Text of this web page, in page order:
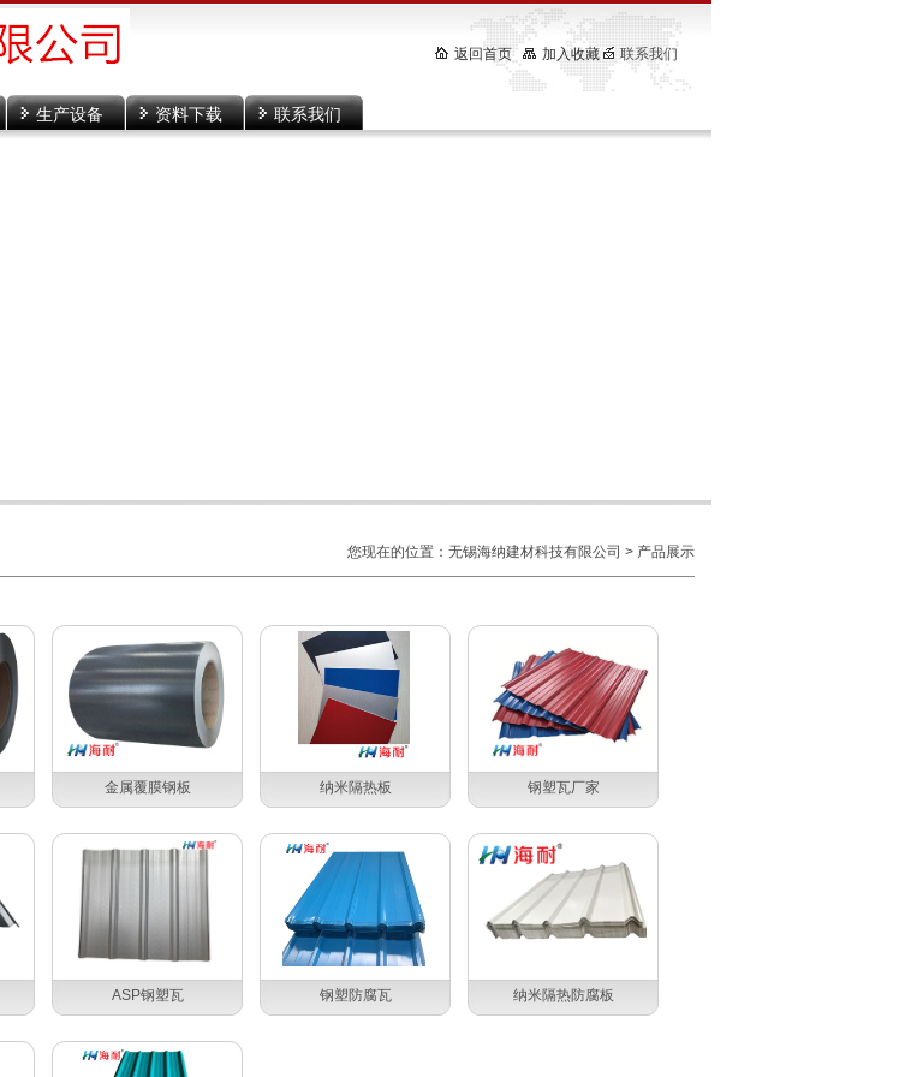
生产设备 资料下载 联系我们
返回首页 加入收藏 联系我们
您现在的位置： 无锡海纳建材科技有限公司 > 产品展示
金属覆膜钢板 纳米隔热板 钢塑瓦厂家
ASP钢塑瓦 钢塑防腐瓦 纳米隔热防腐板